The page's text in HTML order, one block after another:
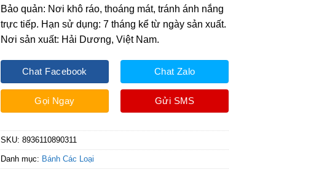
Bảo quản: Nơi khô ráo, thoáng mát, tránh ánh nắng
trực tiếp. Hạn sử dụng: 7 tháng kể từ ngày sản xuất.
Nơi sản xuất: Hải Dương, Việt Nam.
Chat Facebook
Gọi Ngay
Chat Zalo
Gửi SMS
SKU:8936110890311
Danh mục: Bánh Các Loại